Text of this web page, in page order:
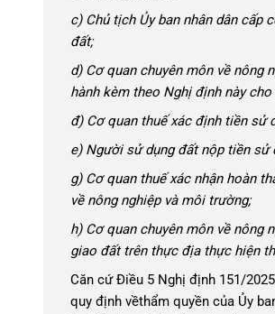
c) Chủ tịch Ủy ban nhân dân cấp
đất;
d) Cơ quan chuyên môn về nông
hành kèm theo Nghị định này
đ) Cơ quan thuế xác định tiền sử
e) Người sử dụng đất nộp tiền sử
g) Cơ quan thuế xác nhận hoàn
về nông nghiệp và môi trường;
h) Cơ quan chuyên môn về nông
giao đất trên thực địa thực hiện
Căn cứ Điều 5 Nghị định 151/
quy định vềthẩm quyền của Ủy